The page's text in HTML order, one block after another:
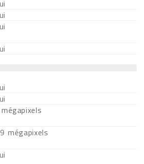
mégapixels